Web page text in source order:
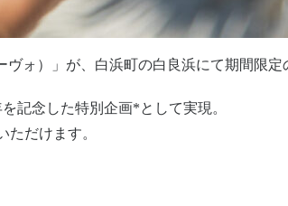
ォ）」が、白浜町の白良浜にて期間限定
記念した特別企画*として実現。
だけます。